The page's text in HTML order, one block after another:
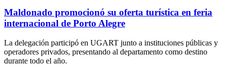
Maldonado promocionó su oferta turística en feria
internacional de Porto Alegre
La delegación participó en UGART junto a instituciones públicas y
operadores privados, presentando al departamento como destino
durante todo el año.